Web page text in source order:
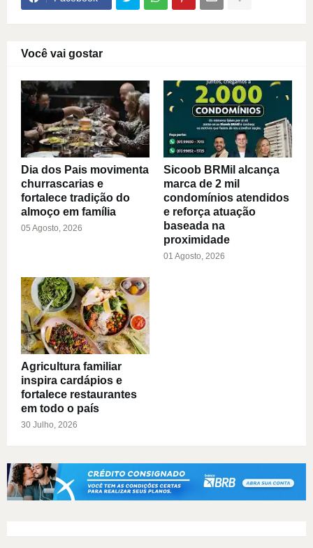
Você vai gostar
Dia dos Pais movimenta
churrascarias e
fortalece tradição do
almoço em família
05 Agosto, 2026
Sicoob BRMil alcança
marca de 2 mil
condomínios atendidos
e reforça atuação
baseada na
proximidade
01 Agosto, 2026
Agricultura familiar
inspira cardápios e
fortalece restaurantes
em todo o país
30 Julho, 2026